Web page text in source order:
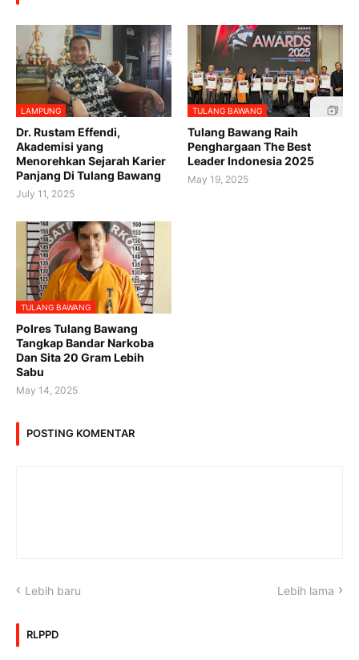
LAMPUNG
Dr. Rustam Effendi,
Akademisi yang
Menorehkan Sejarah Karier
Panjang Di Tulang Bawang
July 11, 2025
TULANG BAWANG
Tulang Bawang Raih
Penghargaan The Best
Leader Indonesia 2025
May 19, 2025
TULANG BAWANG
Polres Tulang Bawang
Tangkap Bandar Narkoba
Dan Sita 20 Gram Lebih
Sabu
May 14, 2025
POSTING KOMENTAR
Lebih baru Lebih lama
RLPPD